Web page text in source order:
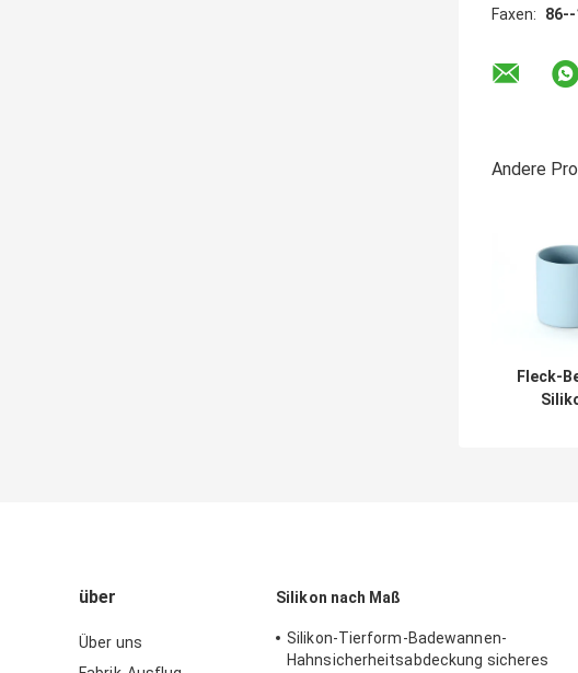
Faxen:
86--
Andere
Fleck-
über
Über uns
Silikon nach Maß
Silikon-Tierform-Badewannen-
Hahnsicherheitsabdeckung sicheres